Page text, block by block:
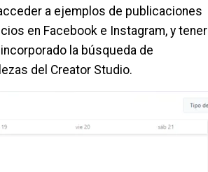
a ejemplos de publicaciones
en Facebook e Instagram, y tener
la búsqueda de
del Creator Studio.